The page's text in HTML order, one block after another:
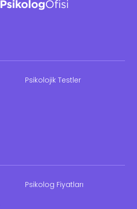
Psikolojik Testler
Psikolog Fiyatları